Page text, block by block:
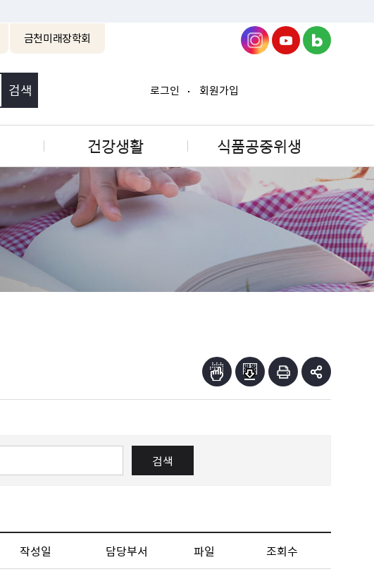
금천미래장학회
로그인 회원가입
건강생활 식품공중위생
검색
작성일 담당부서 파일 조회수